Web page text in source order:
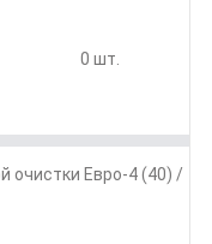
0 шт.
очистки Евро-4 (40) /